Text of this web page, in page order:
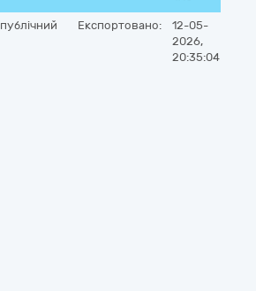
публічний Експортовано:
12-05-
2026,
20:35:04